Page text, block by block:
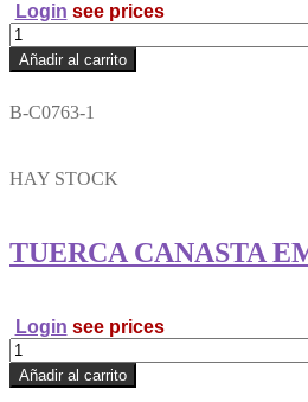
B-C0763-1
Login see prices
KIT
TUERCA
CANASTA
Y
cantidad
Añadir al carrito
HAY STOCK
TUERCA CANASTA
Login see prices
TUERCA
CANASTA
EMBRAGUE
Añadir al carrito